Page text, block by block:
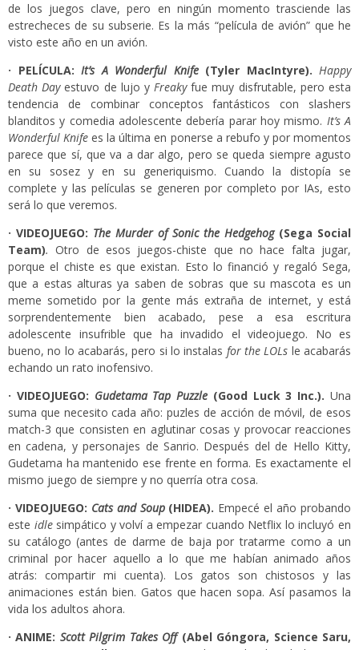
de los juegos clave, pero en ningún momento trasciende las
estrecheces de su subserie. Es la más “película de avión” que he
visto este año en un avión.
· PELÍCULA: It’s A Wonderful Knife (Tyler MacIntyre). Happy
Death Dayestuvo de lujo y Freakyfue muy disfrutable, pero esta
tendencia de combinar conceptos fantásticos con slashers
blanditos y comedia adolescente debería parar hoy mismo. It’s A
Wonderful Knifees la última en ponerse a rebufo y por momentos
parece que sí, que va a dar algo, pero se queda siempre agusto
en su sosez y en su generiquismo. Cuando la distopía se
complete y las películas se generen por completo por IAs, esto
será lo que veremos.
· VIDEOJUEGO: The Murder of Sonic the Hedgehog (Sega Social
Team). Otro de esos juegos-chiste que no hace falta jugar,
porque el chiste es que existan. Esto lo financió y regaló Sega,
que a estas alturas ya saben de sobras que su mascota es un
meme sometido por la gente más extraña de internet, y está
sorprendentemente bien acabado, pese a esa escritura
adolescente insufrible que ha invadido el videojuego. No es
bueno, no lo acabarás, pero si lo instalas for the LOLs le acabarás
echando un rato inofensivo.
· VIDEOJUEGO: Gudetama Tap Puzzle (Good Luck 3 Inc.).Una
suma que necesito cada año: puzles de acción de móvil, de esos
match-3 que consisten en aglutinar cosas y provocar reacciones
en cadena, y personajes de Sanrio. Después del de Hello Kitty,
Gudetama ha mantenido ese frente en forma. Es exactamente el
mismo juego de siempre y no querría otra cosa.
· VIDEOJUEGO: Cats and Soup (HIDEA). Empecé el año probando
este idle simpático y volví a empezar cuando Netflix lo incluyó en
su catálogo (antes de darme de baja por tratarme como a un
criminal por hacer aquello a lo que me habían animado años
atrás: compartir mi cuenta). Los gatos son chistosos y las
animaciones están bien. Gatos que hacen sopa. Así pasamos la
vida los adultos ahora.
· ANIME: Scott Pilgrim Takes Off (Abel Góngora, Science Saru,